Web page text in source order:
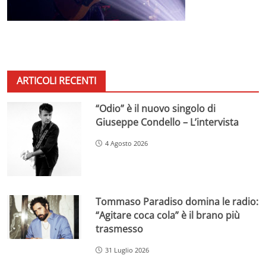
ARTICOLI RECENTI
“Odio” è il nuovo singolo di
Giuseppe Condello – L’intervista
4 Agosto 2026
Tommaso Paradiso domina le radio:
“Agitare coca cola” è il brano più
trasmesso
31 Luglio 2026